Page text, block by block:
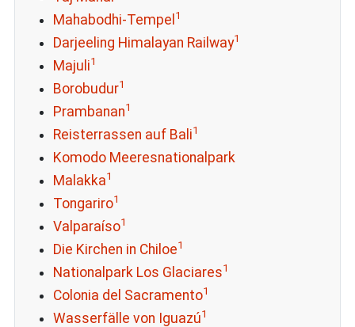
Mahabodhi-Tempel 1
Darjeeling Himalayan Railway1
Majuli1
Borobudur1
Prambanan1
Reisterrassen auf Bali1
Komodo Meeresnationalpark
Malakka1
Tongariro1
Valparaíso1
Die Kirchen in Chiloe1
Nationalpark Los Glaciares1
Colonia del Sacramento1
Wasserfälle von Iguazú1